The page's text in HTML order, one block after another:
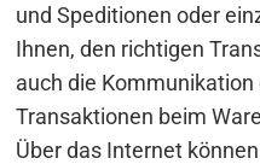
und Speditionen oder
Ihnen, den richtigen
auch die
Transaktionen beim
Über das Internet